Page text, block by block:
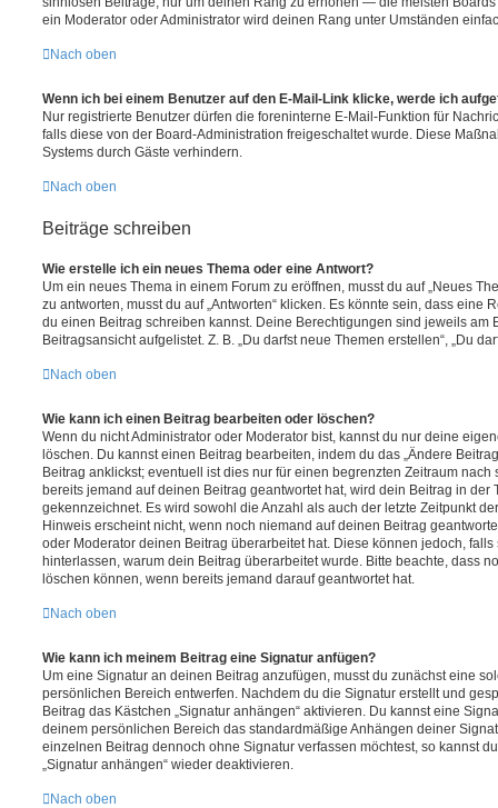
ein Moderator oder Administrator wird deinen Rang unter Umständen
Nach oben
Wenn ich bei einem Benutzer auf den E-Mail-Link klicke, werde ich
Nur registrierte Benutzer dürfen die foreninterne E-Mail-Funktion für
falls diese von der Board-Administration freigeschaltet wurde. Diese
Systems durch Gäste verhindern.
Nach oben
Beiträge schreiben
Wie erstelle ich ein neues Thema oder eine Antwort?
Um ein neues Thema in einem Forum zu eröffnen, musst du auf „Neues
zu antworten, musst du auf „Antworten“ klicken. Es könnte sein, dass eine
du einen Beitrag schreiben kannst. Deine Berechtigungen sind jeweils am
Beitragsansicht aufgelistet. Z. B. „Du darfst neue Themen erstellen“, „Du
Nach oben
Wie kann ich einen Beitrag bearbeiten oder löschen?
Wenn du nicht Administrator oder Moderator bist, kannst du nur deine
löschen. Du kannst einen Beitrag bearbeiten, indem du das „Ändere
Beitrag anklickst; eventuell ist dies nur für einen begrenzten Zeitraum
bereits jemand auf deinen Beitrag geantwortet hat, wird dein Beitrag in der
gekennzeichnet. Es wird sowohl die Anzahl als auch der letzte Zeitpunkt
Hinweis erscheint nicht, wenn noch niemand auf deinen Beitrag
oder Moderator deinen Beitrag überarbeitet hat. Diese können jedoch,
hinterlassen, warum dein Beitrag überarbeitet wurde. Bitte beachte, dass
löschen können, wenn bereits jemand darauf geantwortet hat.
Nach oben
Wie kann ich meinem Beitrag eine Signatur anfügen?
Um eine Signatur an deinen Beitrag anzufügen, musst du zunächst eine
persönlichen Bereich entwerfen. Nachdem du die Signatur erstellt und
Beitrag das Kästchen „Signatur anhängen“ aktivieren. Du kannst eine
deinem persönlichen Bereich das standardmäßige Anhängen deiner
einzelnen Beitrag dennoch ohne Signatur verfassen möchtest, so kannst
„Signatur anhängen“ wieder deaktivieren.
Nach oben